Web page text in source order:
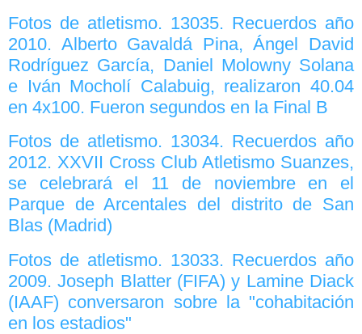
Fotos de atletismo. 13035. Recuerdos año
2010. Alberto Gavaldá Pina, Ángel David
Rodríguez García, Daniel Molowny Solana
e Iván Mocholí Calabuig, realizaron 40.04
en 4x100. Fueron segundos en la Final B
Fotos de atletismo. 13034. Recuerdos año
2012. XXVII Cross Club Atletismo Suanzes,
se celebrará el 11 de noviembre en el
Parque de Arcentales del distrito de San
Blas (Madrid)
Fotos de atletismo. 13033. Recuerdos año
2009. Joseph Blatter (FIFA) y Lamine Diack
(IAAF) conversaron sobre la "cohabitación
en los estadios"